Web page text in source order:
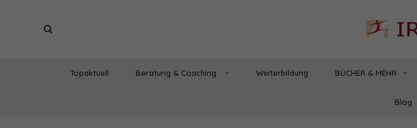
Topaktuell Beratung & Coaching Weiterbildung BÜCHER & MEHR
Blog